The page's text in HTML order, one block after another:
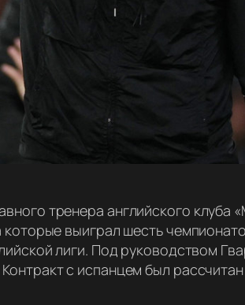
тренера английского клуба
выиграл шесть
лиги. Под руководством
с испанцем был